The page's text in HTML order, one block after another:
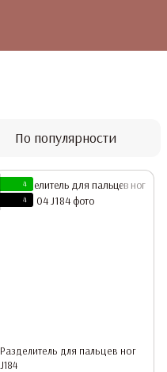
По популярности
4
4
Разделитель для пальцев ног
J184